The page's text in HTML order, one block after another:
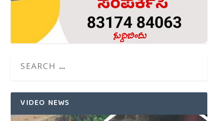
VIDEO NEWS